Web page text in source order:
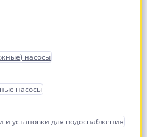
насосы
насосы
и установки для водоснабжения